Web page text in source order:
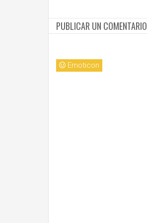
PUBLICAR UN COMENTARIO
Emoticon